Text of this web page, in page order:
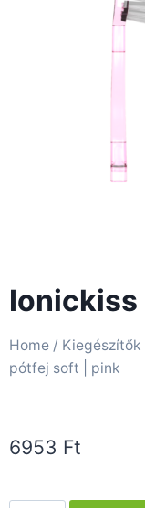
Home / Kiegészítők
pótfej soft | pink
6953 Ft